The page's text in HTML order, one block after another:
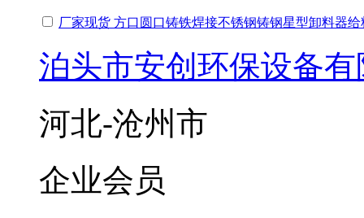
厂家现货 方口圆口铸铁焊接不锈钢铸钢星型卸料器
泊头市安创环保设备
河北-沧州市
企业会员